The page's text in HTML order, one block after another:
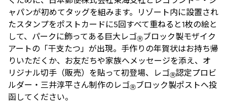
ャパンが初めてタッグを組みます。リゾート内に設置され
たスタンプをポストカードに5回すべて重ねると1枚の絵と
して、パークに飾ってある巨大レゴⓇブロック製モザイク
アートの「干支たつ」が出現。手作りの年賀状はお持ち帰
りいただくか、お友だちや家族へメッセージを添え、オ
リジナル切手（販売）を貼って初登場、レゴⓇ認定プロビ
ルダー・三井淳平さん制作のレゴⓇブロック製ポストへ投
函してください。